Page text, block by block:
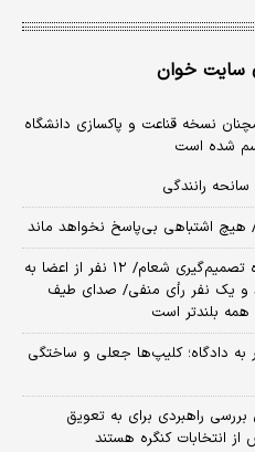
سایت خوان
نسخه قناعت و پاکسازی دانشگاه
شده است
رانندگی
هیچ اشتباهی بی‌پاسخ نخواهد ماند
اظهارات جدید معاون پزشکیان درباره تصمیم‌گیری شعام/ ۱۲ نفر از اعضا به
و یک نفر رأی منفی/ صدای طیف
همه بلندتر است
به دادگاه؛ کلیپ‌ها جعلی و ساختگی
بررسی راهبردی برای به تعویق
انتخابات کنگره هستند